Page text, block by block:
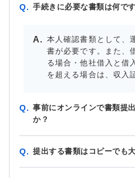
Q. 手続きに必要な書類は何で
本人確認書類として、
書が必要です。また、
る場合・他社借入と借
を超える場合は、収入
Q. 事前にオンラインで書類提
か？
Q. 提出する書類はコピーでも